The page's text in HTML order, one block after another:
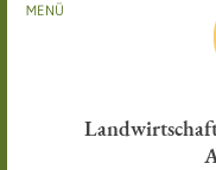
MENÜ